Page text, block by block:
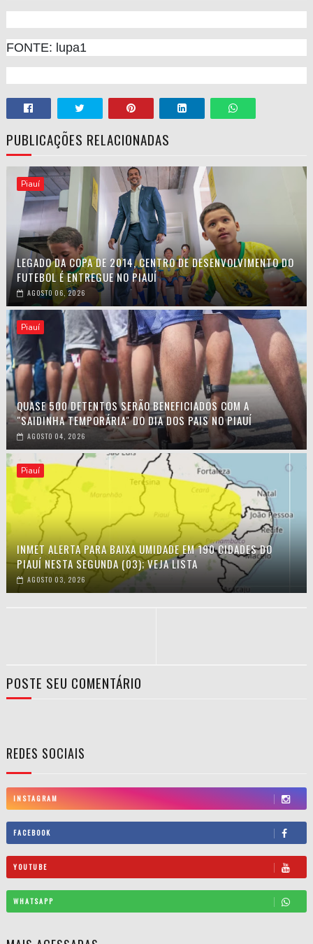
FONTE: lupa1
PUBLICAÇÕES RELACIONADAS
Piauí
LEGADO DA COPA DE 2014, CENTRO DE DESENVOLVIMENTO DO
FUTEBOL É ENTREGUE NO PIAUÍ
AGOSTO 06, 2026
Piauí
QUASE 500 DETENTOS SERÃO BENEFICIADOS COM A
"SAIDINHA TEMPORÁRIA" DO DIA DOS PAIS NO PIAUÍ
AGOSTO 04, 2026
Piauí
INMET ALERTA PARA BAIXA UMIDADE EM 190 CIDADES DO
PIAUÍ NESTA SEGUNDA (03); VEJA LISTA
AGOSTO 03, 2026
POSTE SEU COMENTÁRIO
REDES SOCIAIS
INSTAGRAM
FACEBOOK
YOUTUBE
WHATSAPP